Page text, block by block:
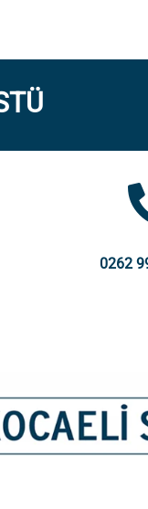
0262